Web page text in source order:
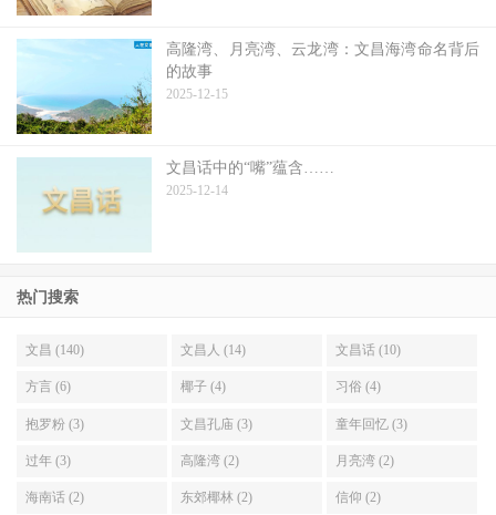
高隆湾、月亮湾、云龙湾：文昌海湾命名背后
的故事
2025-12-15
文昌话中的“嘴”蕴含……
2025-12-14
热门搜索
文昌 (140) 文昌人 (14) 文昌话 (10)
方言 (6) 椰子 (4) 习俗 (4)
抱罗粉 (3) 文昌孔庙 (3) 童年回忆 (3)
过年 (3) 高隆湾 (2) 月亮湾 (2)
海南话 (2) 东郊椰林 (2) 信仰 (2)